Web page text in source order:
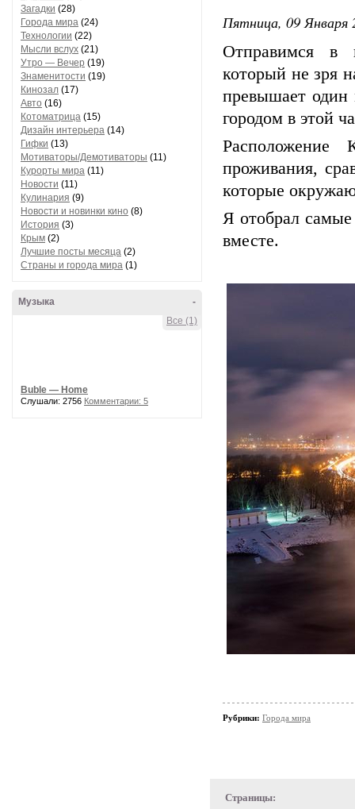
Загадки (28)
Города мира (24)
Технологии (22)
Мысли вслух (21)
Утро — Вечер (19)
Знаменитости (19)
Кинозал (17)
Авто (16)
Котоматрица (15)
Дизайн интерьера (14)
Гифки (13)
Мотиваторы/Демотиваторы (11)
Курорты мира (11)
Новости (11)
Кулинария (9)
Новости и новинки кино (8)
История (3)
Крым (2)
Лучшие посты месяца (2)
Страны и города мира (1)
-
Музыка
Все (1)
Buble — Home
Слушали: 2756 Комментарии: 5
Пятница, 09 Января
Отправимся в
который не зря
превышает один
городом в этой
Расположение
проживания,
которые
Я отобрал
вместе.
Рубрики: Города мира
Страницы: